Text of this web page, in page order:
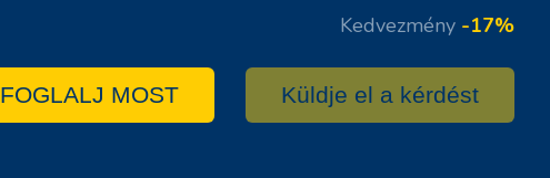
Kedvezmény -17%
FOGLALJ MOST Küldje el a kérdést